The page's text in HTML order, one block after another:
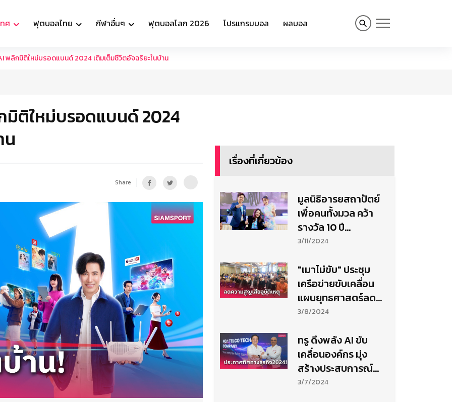
ศ ฟุตบอลไทย กีฬาอื่นๆ ฟุตบอลโลก 2026 โปรแกรมบอล ผลบอล
พลิกมิติใหม่บรอดแบนด์ 2024 เติมเต็มชีวิตอัจฉริยะในบ้าน
มิติใหม่บรอดแบนด์ 2024
น
Share
เรื่องที่เกี่ยวข้อง
มูลนิธิอารยสถาปัตย์
เพื่อคนทั้งมวล คว้า
รางวัล 10 ปี
นวัตกรรมการจ้าง
3/11/2024
"เมาไม่ขับ" ประชุม
เครือข่ายขับเคลื่อน
แผนยุทธศาสตร์ลด
ปัจจัยเสี่ยงทางถนน
3/8/2024
ทรู ดึงพลัง AI ขับ
เคลื่อนองค์กร มุ่ง
สร้างประสบการณ์
ลูกค้าระดับเวิลด์
3/7/2024